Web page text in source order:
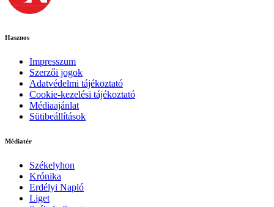
Hasznos
Impresszum
Szerzői jogok
Adatvédelmi tájékoztató
Cookie-kezelési tájékoztató
Médiaajánlat
Sütibeállítások
Médiatér
Székelyhon
Krónika
Erdélyi Napló
Liget